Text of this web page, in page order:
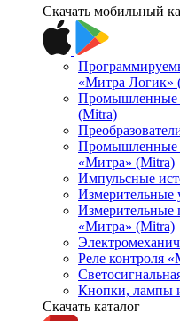
Скачать мобильный
«Митра Логик»
Промышленные
(Mitra)
Промышленные
«Митра» (Mitra)
Импульсные
Измерительные
Измерительные
«Митра» (Mitra)
Реле контроля
Кнопки, лампы
Скачать каталог